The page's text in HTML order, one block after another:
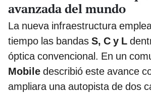
avanzada del mundo
La nueva infraestructura
tiempo las bandas S, C y L
óptica convencional. En un
Mobile describió este avance
ampliara una autopista de dos